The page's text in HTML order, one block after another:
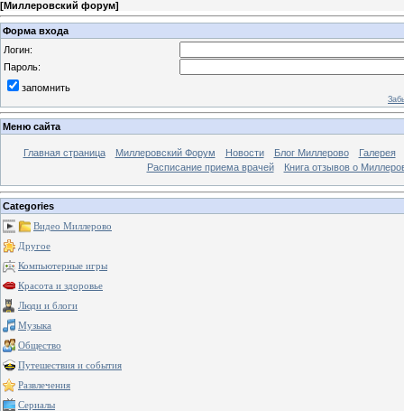
[Миллеровский форум]
Форма входа
Логин:
Пароль:
запомнить
Меню сайта
Главная страница Миллеровский Форум Новости Блог Миллерово
Галерея
Расписание приема врачей
Книга отзывов о
Categories
Видео Миллерово
Другое
Компьютерные игры
Красота и здоровье
Люди и блоги
Музыка
Общество
Путешествия и события
Развлечения
Сериалы